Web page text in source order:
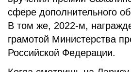
сфере дополнительного
В том же, 2022-м,
грамотой Министерства
Российской Федерации.